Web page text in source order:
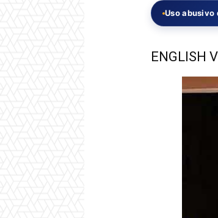
Uso abusivo
ENGLISH